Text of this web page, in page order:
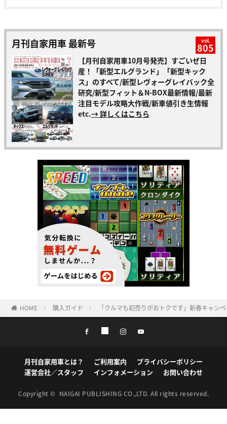
月刊自家用車 最新号 vol.
805
【月刊自家用車10月号発売】すごいぜ日
産！「新型エルグランド」「新型キック
ス」のすべて/新型レヴォーグレイバック全
研究/新型フィット＆N-BOX最新情報/最新
注目モデル攻略大作戦/新車値引き生情報
etc.→ 詳しくはこちら
HOME 購入ガイド 「クルマも初売りがおトクです」新春キャン
月刊自家用車とは？ ご利用案内
プライバシーポリシー
運営会社／スタッフ
インフォメーション お問い合わせ
Copyright © NAIGAI PUBLISHING CO.,LTD. All rights reserved.